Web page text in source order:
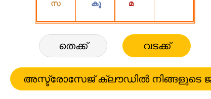
തെക്ക് വടക്ക്